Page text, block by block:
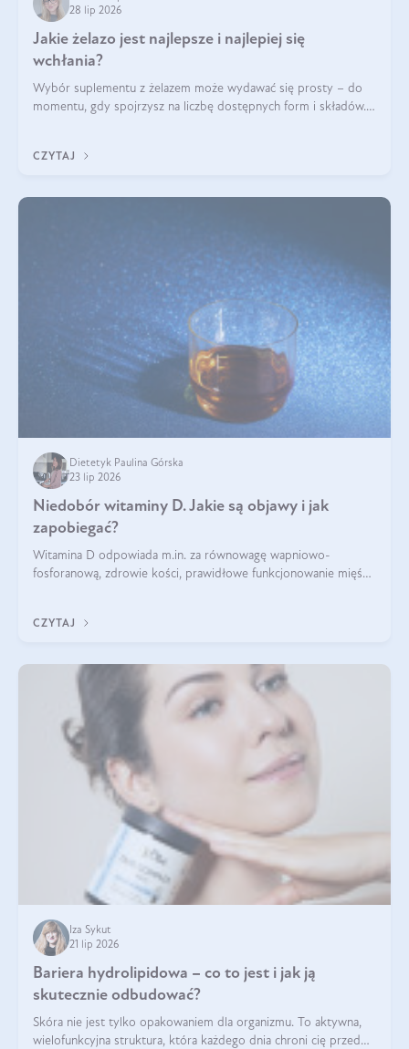
28 lip 2026
Jakie żelazo jest najlepsze i najlepiej się
wchłania?
Wybór suplementu z żelazem może wydawać się prosty – do
momentu, gdy spojrzysz na liczbę dostępnych form i składów.
zawierać suplement?
CZYTAJ
Dietetyk Paulina Górska
23 lip 2026
Niedobór witaminy D. Jakie są objawy i jak
zapobiegać?
Witamina D odpowiada m.in. za równowagę wapniowo-
fosforanową, zdrowie kości, prawidłowe funkcjonowanie mięśni
problemem.
CZYTAJ
Iza Sykut
21 lip 2026
Bariera hydrolipidowa – co to jest i jak ją
skutecznie odbudować?
Skóra nie jest tylko opakowaniem dla organizmu. To aktywna,
wielofunkcyjna struktura, która każdego dnia chroni cię przed